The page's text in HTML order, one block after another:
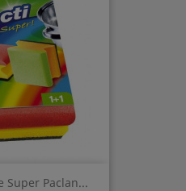
Super Paclan...